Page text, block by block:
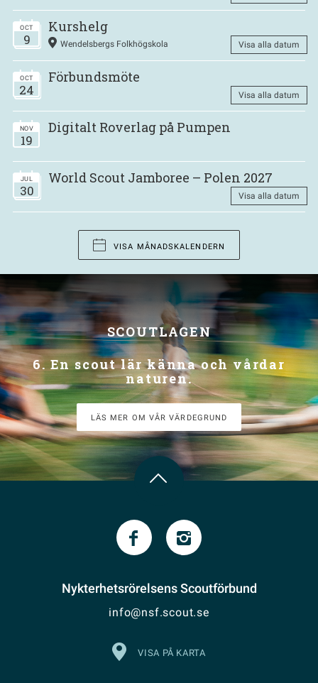
OCT
9
Kurshelg
Wendelsbergs Folkhögskola Visa alla datum
OCT
24
Förbundsmöte
Visa alla datum
NOV
19
Digitalt Roverlag på Pumpen
JUL
30
World Scout Jamboree – Polen 2027
Visa alla datum
VISA MÅNADSKALENDERN
SCOUTLAGEN
6. En scout lär känna och vårdar
naturen.
LÄS MER OM VÅR VÄRDEGRUND
Nykterhetsrörelsens Scoutförbund
info@nsf.scout.se
VISA PÅ KARTA